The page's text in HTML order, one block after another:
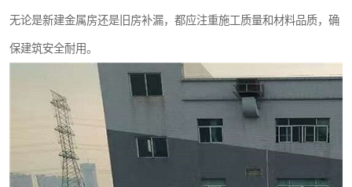
无论是新建金属房还是旧房补漏，都应注重施工质量和材料品质，确
保建筑安全耐用。